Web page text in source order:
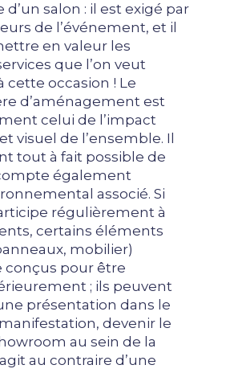
d’un salon : il est exigé par
de l’événement, et il
en valeur les
que l’on veut
cette occasion ! Le
d’aménagement est
celui de l’impact
visuel de l’ensemble. Il
tout à fait possible de
également
associé. Si
régulièrement à
certains éléments
mobilier)
conçus pour être
; ils peuvent
présentation dans le
devenir le
au sein de la
au contraire d’une